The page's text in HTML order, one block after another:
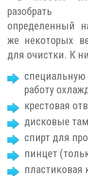
разобрать
определенный
же некоторых
для очистки. К
работу
крестовая
дисковые
спирт для
пинцет
пластиковая